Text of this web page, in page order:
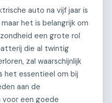
auto na vijf jaar is
het is belangrijk om
een grote rol
die al twintig
zal waarschijnlijk
het essentieel om bij
aan de
een goede